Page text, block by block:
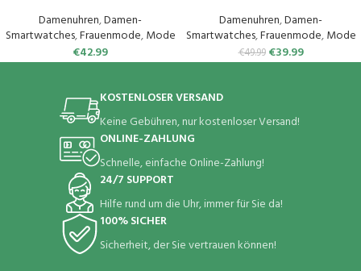
Menstruationszyklus, Pulsuhr,
Schlafmonitor, SpO2, IP68
Wasserdicht Schrittzähler
Fitness Tracker iOS Android
Damenuhren,Damen-
Smartwatches,Frauenmode,Mode
€42.99
Sportmodi/Pulsuhr/SpO2,
Schlafmonitor,
Menstruationszyklus IP68
Wasserdicht Sportuhr
Damenuhren,Damen-
Smartwatches,Frauenmode,Mode
€49.99 €39.99
KOSTENLOSER VERSAND
Keine Gebühren, nur kostenloser Versand!
ONLINE-ZAHLUNG
Schnelle, einfache Online-Zahlung!
24/7 SUPPORT
Hilfe rund um die Uhr, immer für Sie da!
100% SICHER
Sicherheit, der Sie vertrauen können!